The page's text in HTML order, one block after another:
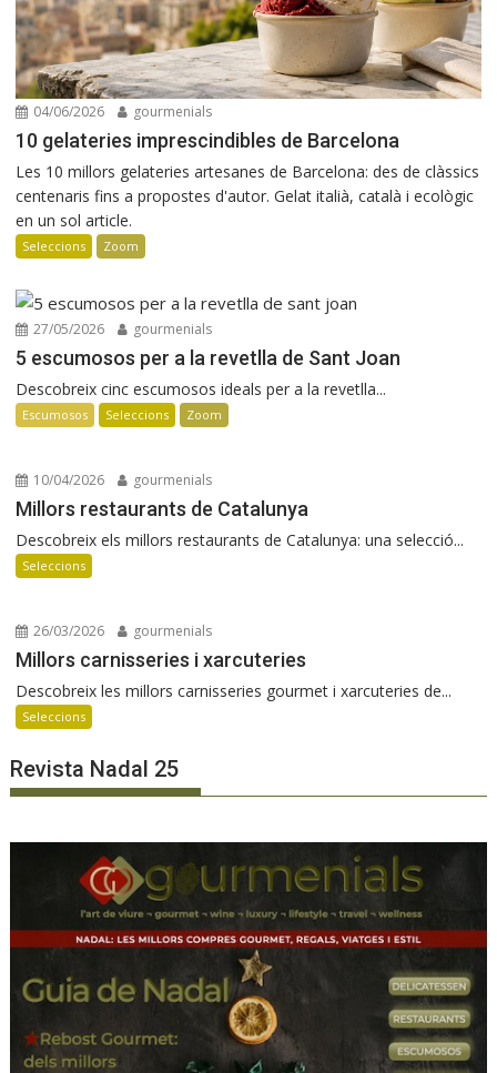
04/06/2026 gourmenials
10 gelateries imprescindibles de Barcelona
Les 10 millors gelateries artesanes de Barcelona: des de clàssics
centenaris fins a propostes d'autor. Gelat italià, català i ecològic
en un sol article.
Seleccions Zoom
27/05/2026 gourmenials
5 escumosos per a la revetlla de Sant Joan
Descobreix cinc escumosos ideals per a la revetlla...
Escumosos Seleccions Zoom
10/04/2026 gourmenials
Millors restaurants de Catalunya
Descobreix els millors restaurants de Catalunya: una selecció...
Seleccions
26/03/2026 gourmenials
Millors carnisseries i xarcuteries
Descobreix les millors carnisseries gourmet i xarcuteries de...
Seleccions
Revista Nadal 25